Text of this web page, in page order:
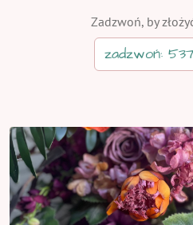
Zadzwoń, by
zadzwoń: